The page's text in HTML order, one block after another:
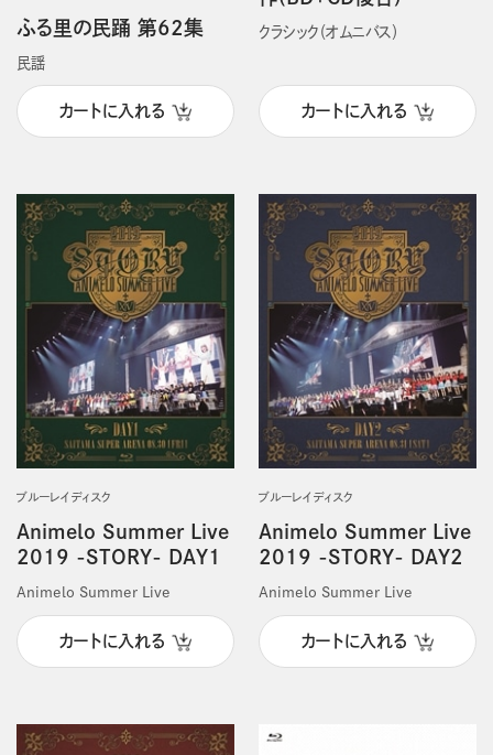
ふる里の民踊 第62集
民謡
カートに入れる
クラシック（オムニバス）
カートに入れる
ブルーレイディスク
Animelo Summer Live
2019 -STORY- DAY1
Animelo Summer Live
カートに入れる
ブルーレイディスク
Animelo Summer Live
2019 -STORY- DAY2
Animelo Summer Live
カートに入れる